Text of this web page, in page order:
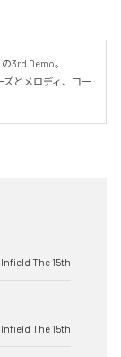
3rd Demo。
とメロディ、コー
Infield The 15th
Infield The 15th